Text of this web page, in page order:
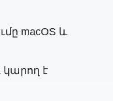
macOS և
կարող է